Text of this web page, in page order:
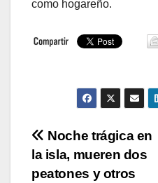
como hogareño.
Navegación
de
Noche trágica en
la isla, mueren dos
peatones y otros